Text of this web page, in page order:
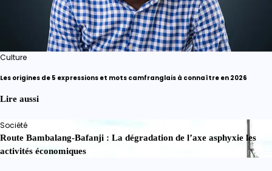
Culture
Les origines de 5 expressions et mots camfranglais à connaître en 2026
Lire aussi
Société
Route Bambalang-Bafanji : La dégradation de l’axe asphyxie les
activités économiques